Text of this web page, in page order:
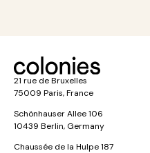
21 rue de Bruxelles
75009 Paris, France
Schönhauser Allee 106
10439 Berlin, Germany
Chaussée de la Hulpe 187